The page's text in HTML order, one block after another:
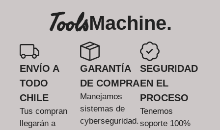
ToolsMachine.
ENVÍO A
TODO
CHILE
Tus compran
llegarán a
GARANTÍA
DE COMPRA
Manejamos
sistemas de
cyberseguridad.
SEGURIDAD
EN EL
PROCESO
Tenemos
soporte 100%